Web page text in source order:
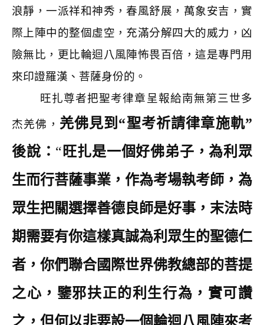
浪靜，一派祥和神秀，春風舒展，萬象安吉，實
際上陣中的整個虛空，充滿分解四大的威力，凶
險無比，更比輪迴八風陣怖畏百倍，這是專門用
來印證羅漢、菩薩身份的。
旺扎尊者把聖考律章呈報給南無第三世多
杰羌佛， 羌佛見到“聖考祈請律章施軌”
後說： “ 旺扎是一個好佛弟子，為利眾
生而行菩薩事業，作為考場執考師，為
眾生把關選擇善德良師是好事，末法時
期需要有你這樣真誠為利眾生的聖德仁
者，你們聯合國際世界佛教總部的菩提
之心，鑒邪扶正的利生行為，實可讚
之，但何以非要設一個輪迴八風陣來考